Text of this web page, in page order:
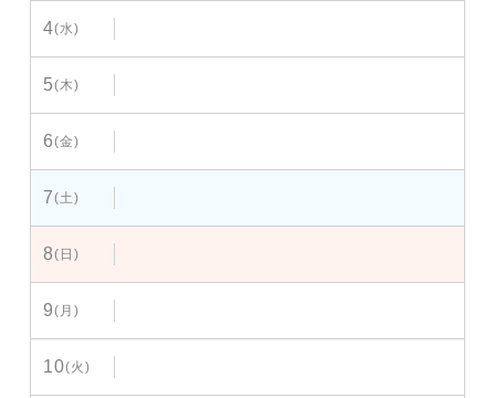
4(水)
5(木)
6(金)
7(土)
8(日)
9(月)
10(火)